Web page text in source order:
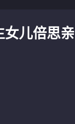
女儿倍思亲